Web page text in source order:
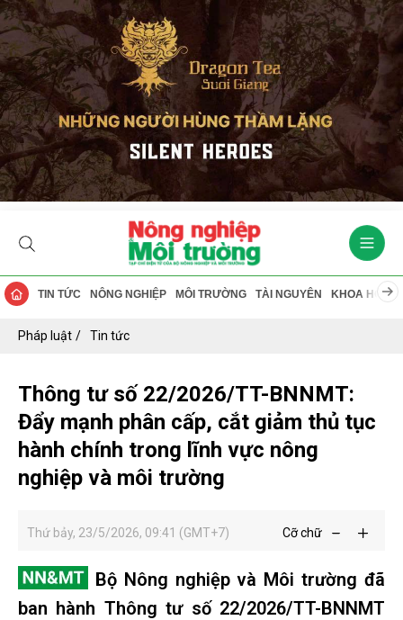
TIN TỨC NÔNG NGHIỆP MÔI TRƯỜNG TÀI NGUYÊN KHOA HỌC
Pháp luật Tin tức
Thông tư số 22/2026/TT-BNNMT:
Đẩy mạnh phân cấp, cắt giảm thủ tục
hành chính trong lĩnh vực nông
nghiệp và môi trường
Thứ bảy, 23/5/2026, 09:41 (GMT+7) Cỡ chữ
Bộ Nông nghiệp và Môi trường đã
ban hành Thông tư số 22/2026/TT-BNNMT